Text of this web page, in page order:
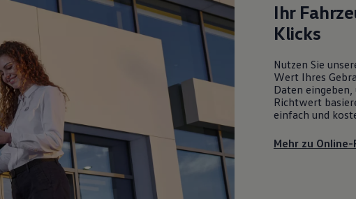
Ihr
Klicks
Nutzen Sie
Wert Ihres
Daten
Richtwert
einfach und
Mehr zu